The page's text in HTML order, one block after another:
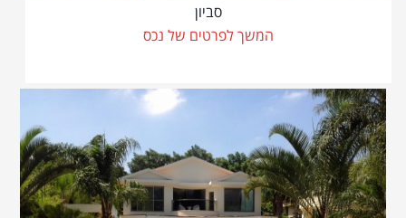
סביון
המשך לפרטים של נכס